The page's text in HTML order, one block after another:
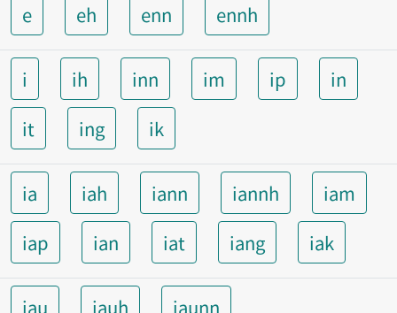
e eh enn ennh
i ih inn im ip
in
it
ing ik
ia iah iann iannh
iam
iap
ian iat iang iak
iau iauh iaunn